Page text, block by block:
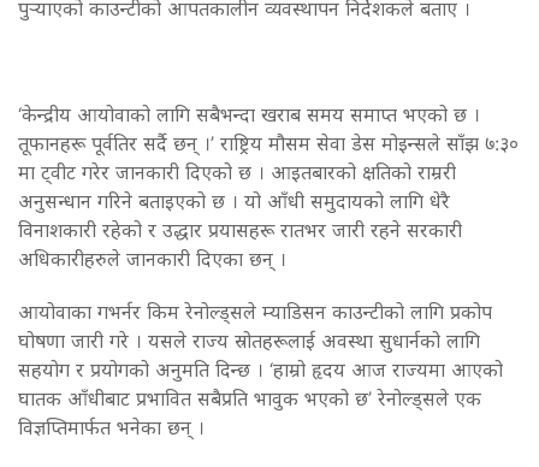
पुर्‍याएको काउन्टीको आपतकालीन व्यवस्थापन निर्देशकले बताए ।
‘केन्द्रीय आयोवाको लागि सबैभन्दा खराब समय समाप्त भएको छ ।
तूफानहरू पूर्वतिर सर्दै छन् ।’ राष्ट्रिय मौसम सेवा डेस मोइन्सले साँझ ७:३०
मा ट्वीट गरेर जानकारी दिएको छ । आइतबारको क्षतिको राम्ररी
अनुसन्धान गरिने बताइएको छ । यो आँधी समुदायको लागि धेरै
विनाशकारी रहेको र उद्धार प्रयासहरू रातभर जारी रहने सरकारी
अधिकारीहरुले जानकारी दिएका छन् ।
आयोवाका गभर्नर किम रेनोल्ड्सले म्याडिसन काउन्टीको लागि प्रकोप
घोषणा जारी गरे । यसले राज्य स्रोतहरूलाई अवस्था सुधार्नको लागि
सहयोग र प्रयोगको अनुमति दिन्छ । ‘हाम्रो हृदय आज राज्यमा आएको
घातक आँधीबाट प्रभावित सबैप्रति भावुक भएको छ’ रेनोल्ड्सले एक
विज्ञप्तिमार्फत भनेका छन् ।